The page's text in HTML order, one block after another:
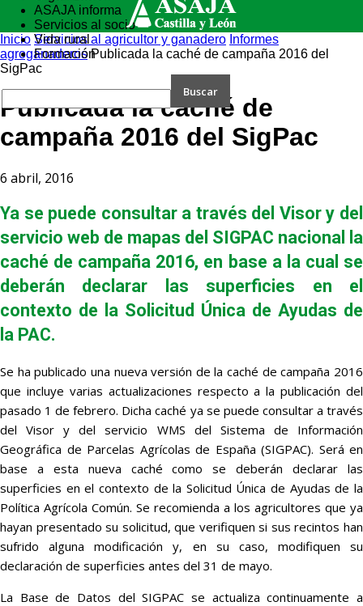
ASAJA informa
Servicios al socio
Vida rural
Formación
Inicio Servicios al agricultor y ganadero Informes
agroganaderos Publicada la caché de campaña 2016 del
SigPac
Publicada la caché de
campaña 2016 del SigPac
6 abril, 2016
Ya se puede consultar a través del Visor y del
servicio web de mapas del SIGPAC nacional la
caché de campaña 2016, en base a la cual se
deberán declarar las superficies en el
contexto de la Solicitud Única de Ayudas de
la PAC.
Se ha publicado una nueva versión de la caché de campaña 2016
que incluye varias actualizaciones respecto a la publicación del
pasado 1 de febrero. Dicha caché ya se puede consultar a través
del Visor y del servicio WMS del Sistema de Información
Geográfica de Parcelas Agrícolas de España (SIGPAC). Será en
base a esta nueva caché como se deberán declarar las
superficies en el contexto de la Solicitud Única de Ayudas de la
Política Agrícola Común. Se recomienda a los agricultores que ya
hayan presentado su solicitud, que verifiquen si sus recintos han
sufrido alguna modificación y, en su caso, modifiquen su
declaración de superficies antes del 31 de mayo.
La Base de Datos del SIGPAC se actualiza continuamente a